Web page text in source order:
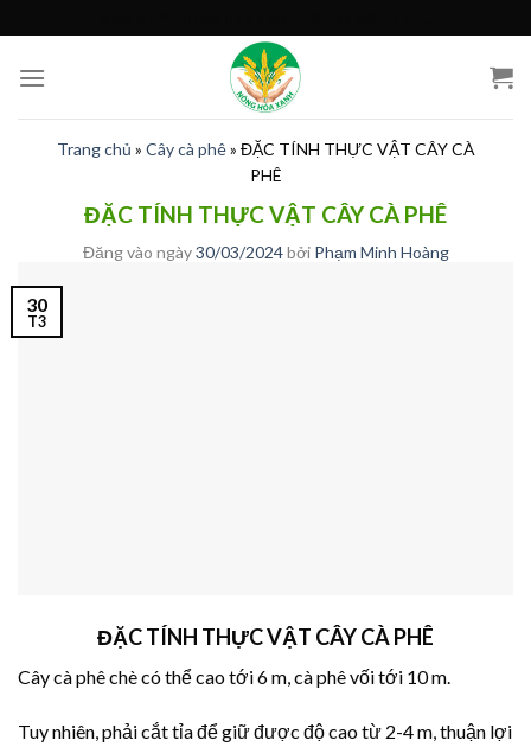
to
content
Trang chủ » Cây cà phê» ĐẶC TÍNH THỰC VẬT CÂY CÀ
PHÊ
ĐẶC TÍNH THỰC VẬT CÂY CÀ PHÊ
Đăng vào ngày30/03/2024bởi Phạm Minh Hoàng
30
T3
ĐẶC TÍNH THỰC VẬT CÂY CÀ PHÊ
Cây cà phê chè có thể cao tới 6 m, cà phê vối tới 10 m.
Tuy nhiên, phải cắt tỉa để giữ được độ cao từ 2-4 m, thuận lợi